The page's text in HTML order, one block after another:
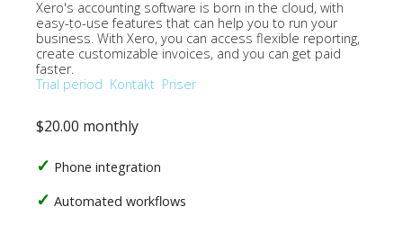
Xero's accounting software is born in the cloud, with
easy-to-use features that can help you to run your
business. With Xero, you can access flexible reporting,
create customizable invoices, and you can get paid
faster.
Trial period Kontakt Priser
$20.00 monthly
Phone integration
Automated workflows